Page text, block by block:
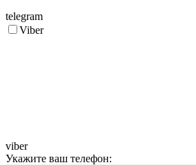
telegram
Viber
viber
Укажите ваш телефон: